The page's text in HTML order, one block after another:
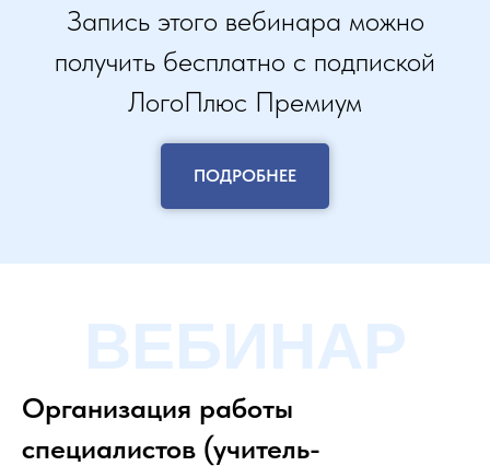
Запись этого вебинара можно
получить бесплатно с подпиской
ЛогоПлюс Премиум
ПОДРОБНЕЕ
ВЕБИНАР
Организация работы
специалистов (учитель-